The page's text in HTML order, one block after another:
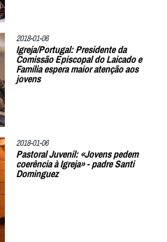
2018-01-06
Igreja/Portugal: Presidente da
Comissão Episcopal do Laicado e
Família espera maior atenção aos
jovens
2018-01-06
Pastoral Juvenil: «Jovens pedem
coerência à Igreja» - padre Santi
Dominguez